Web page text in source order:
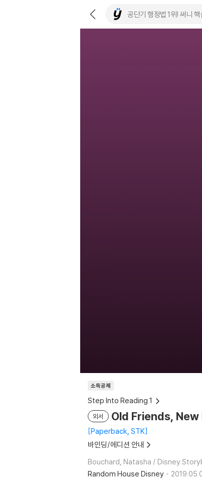
소득공제
Step Into Reading 1
외서 Old Friends,
Paperback, STK
바인딩/에디션 안내
Bouchard, Natasha / Disney
Random House Disney